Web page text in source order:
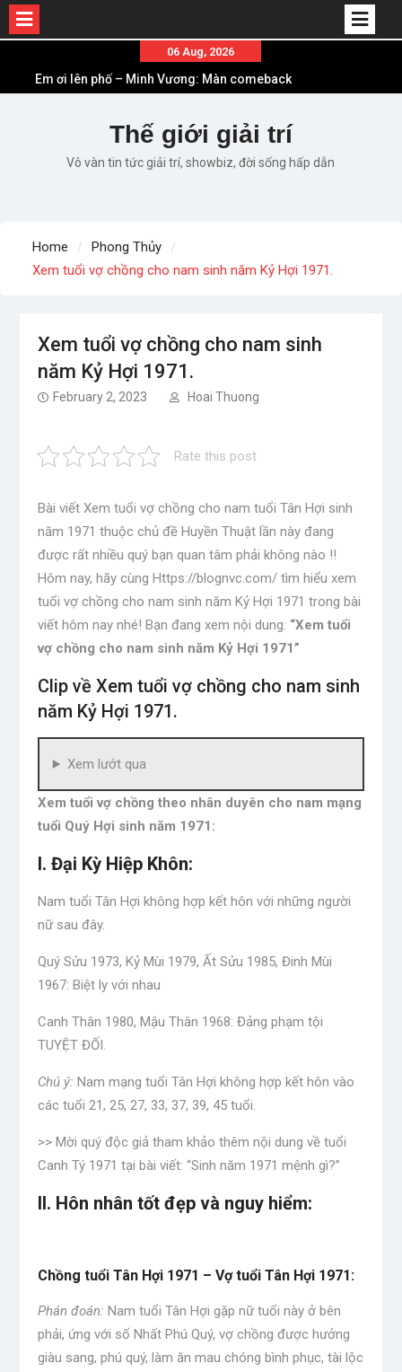
content
06 Aug, 2026
Em ơi lên phố – Minh Vương: Màn comeback
Những ca khúc nhạc xuân “sặc mùi” quảng cáo
nhưng vẫn ấn tượng
Lời bài hát Làm Gì Phải Hốt – Sản phẩm âm nhạc
List ca khúc nhạc tết hay và ý nghĩa nhất mỗi dịp
xuân về
Thế giới giải trí
Vô vàn tin tức giải trí, showbiz, đời sống hấp dẫn
Home
Phong Thủy
Xem tuổi vợ chồng cho nam sinh năm Kỷ Hợi 1971.
Xem tuổi vợ chồng cho nam sinh
năm Kỷ Hợi 1971.
February 2, 2023 Hoai Thuong
Rate this post
Bài viết Xem tuổi vợ chồng cho nam tuổi Tân Hợi sinh
năm 1971 thuộc chủ đề Huyền Thuật lần này đang
được rất nhiều quý bạn quan tâm phải không nào !!
Hôm nay, hãy cùng Https://blognvc.com/ tìm hiểu xem
tuổi vợ chồng cho nam sinh năm Kỷ Hợi 1971 trong bài
viết hôm nay nhé! Bạn đang xem nội dung: “Xem tuổi
vợ chồng cho nam sinh năm Kỷ Hợi 1971”
Clip về Xem tuổi vợ chồng cho nam sinh
năm Kỷ Hợi 1971.
Xem lướt qua
Xem tuổi vợ chồng theo nhân duyên cho nam mạng
tuổi Quý Hợi sinh năm 1971:
I. Đại Kỳ Hiệp Khôn:
Nam tuổi Tân Hợi không hợp kết hôn với những người
nữ sau đây.
Quý Sửu 1973, Kỷ Mùi 1979, Ất Sửu 1985, Đinh Mùi
1967: Biệt ly với nhau
Canh Thân 1980, Mậu Thân 1968: Đảng phạm tội
TUYỆT ĐỐI.
Chú ý: Nam mạng tuổi Tân Hợi không hợp kết hôn vào
các tuổi 21, 25, 27, 33, 37, 39, 45 tuổi.
>> Mời quý độc giả tham khảo thêm nội dung về tuổi
Canh Tý 1971 tại bài viết: “Sinh năm 1971 mệnh gì?”
II. Hôn nhân tốt đẹp và nguy hiểm:
Chồng tuổi Tân Hợi 1971 – Vợ tuổi Tân Hợi 1971:
Phán đoán: Nam tuổi Tân Hợi gặp nữ tuổi này ở bên
phải, ứng với số Nhất Phú Quý, vợ chồng được hưởng
giàu sang, phú quý, làm ăn mau chóng bình phục, tài lộc